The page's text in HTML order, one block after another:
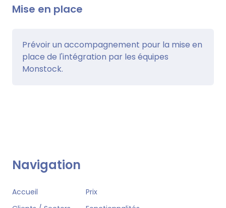
Mise en place
Prévoir un accompagnement pour la mise en
place de l'intégration par les équipes
Monstock.
Navigation
Accueil
Prix